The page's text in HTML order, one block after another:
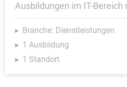
Ausbildungen im IT-Bereich
Branche: Dienstleistungen
1 Ausbildung
1 Standort